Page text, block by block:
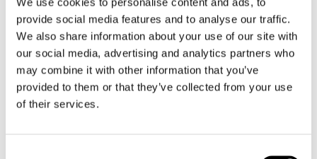
provide social media features and to analyse our traffic.
We also share information about your use of our site with
our social media, advertising and analytics partners who
may combine it with other information that you’ve
provided to them or that they’ve collected from your use
of their services.